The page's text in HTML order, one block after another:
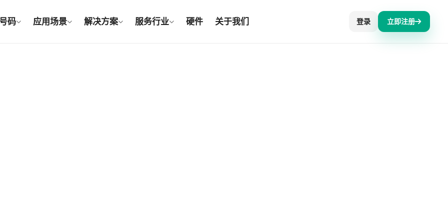
码 应用场景 解决方案 服务行业 硬件 关于我们 登录 立即注册